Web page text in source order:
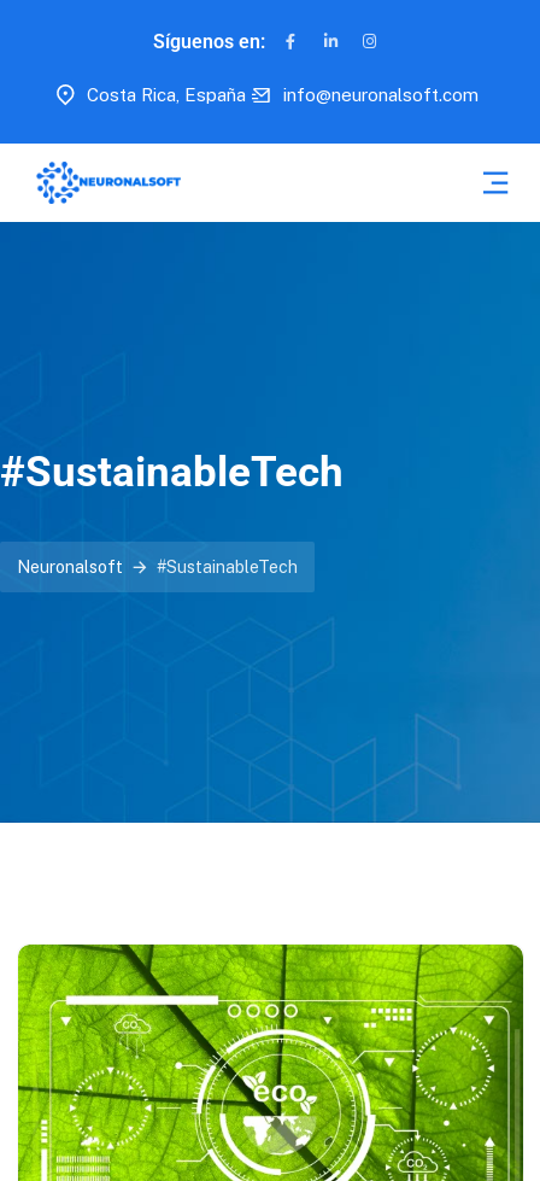
Síguenos en:
Costa Rica, España info@neuronalsoft.com
#SustainableTech
Neuronalsoft #SustainableTech